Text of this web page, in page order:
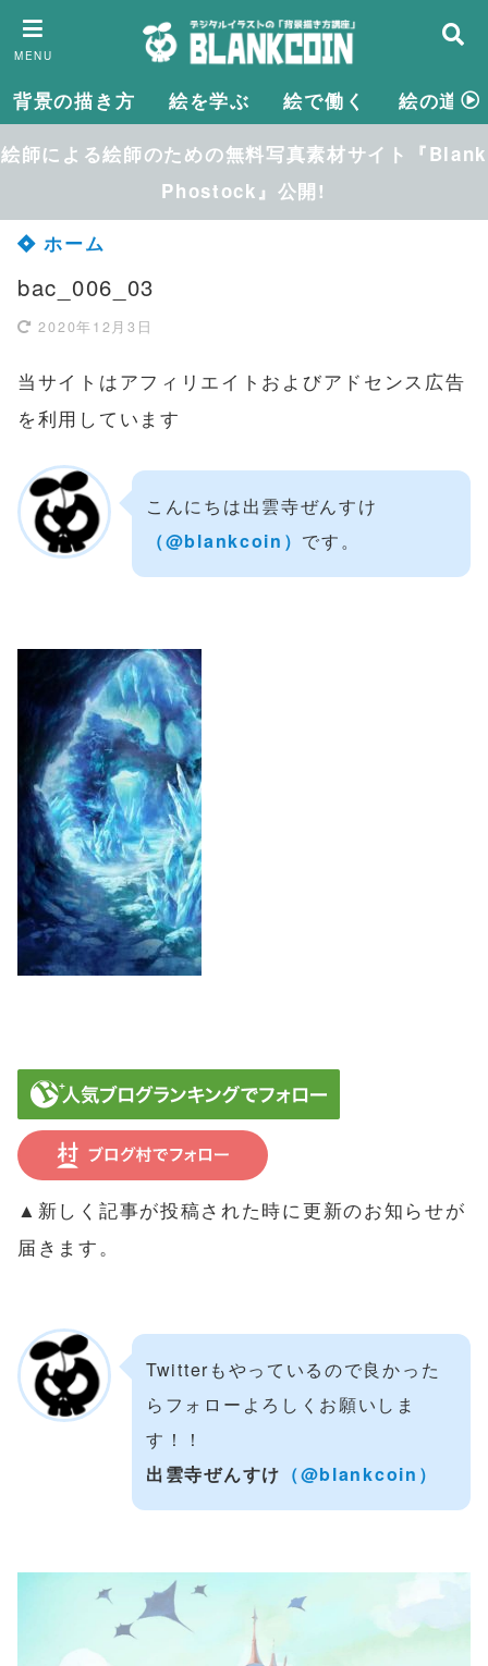
MENU
背景の描き方 絵を学ぶ 絵で働く 絵の道具
絵師による絵師のための無料写真素材サイト『Blank
Phostock』公開!
ホーム
bac_006_03
2020年12月3日
当サイトはアフィリエイトおよびアドセンス広告
を利用しています
こんにちは出雲寺ぜんすけ
（‎@blankcoin） です。
▲新しく記事が投稿された時に更新のお知らせが
届きます。
Twitterもやっているので良かった
らフォローよろしくお願いしま
す！！
出雲寺ぜんすけ （@blankcoin）